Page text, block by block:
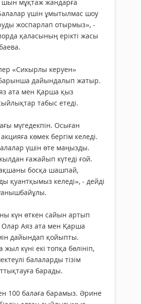
мұқтаж жандарға
үшін ұмытылмас шоу
жоспарлап отырмыз», -
қаласының ерікті жасы
«Сикырлы керуен»
дайындалып жатыр.
ата мен Қарша қыз
табыс етеді.
мүгедекпін. Осыған
көмек бергім келеді.
үшін өте маңызды.
ғажайып күтеді ғой.
босқа шашпай,
қуантқымыз келеді», - дейді
күн өткен сайын артып
Олар Аяз ата мен Қарша
дайындап қойыпты.
күні екі топқа бөлініп,
балаларды тізім
барады.
100 балаға барамыз. Әрине